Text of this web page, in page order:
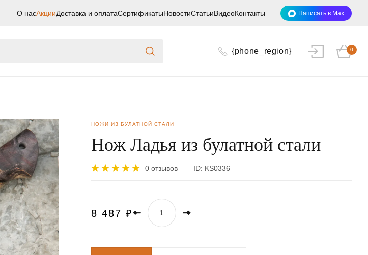
О насАкцииДоставка и оплатаСертификатыНовостиСтатьиВидеоКонтакты Написать в Max
{phone_region} 0
НОЖИ ИЗ БУЛАТНОЙ СТАЛИ
Нож Ладья из булатной стали
0 отзывов ID: KS0336
8 487 ₽